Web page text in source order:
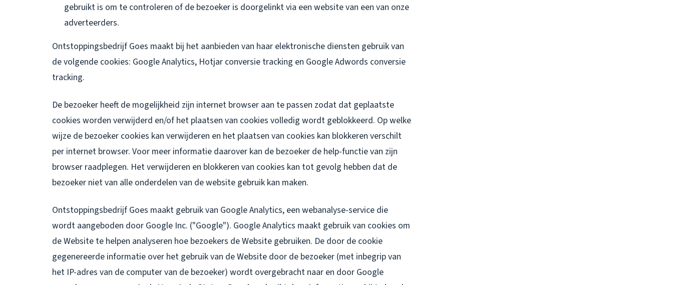
gebruikt is om te controleren of de bezoeker is doorgelinkt via een website van een van onze
adverteerders.
Ontstoppingsbedrijf Goes maakt bij het aanbieden van haar elektronische diensten gebruik van
de volgende cookies: Google Analytics, Hotjar conversie tracking en Google Adwords conversie
tracking.
De bezoeker heeft de mogelijkheid zijn internet browser aan te passen zodat dat geplaatste
cookies worden verwijderd en/of het plaatsen van cookies volledig wordt geblokkeerd. Op welke
wijze de bezoeker cookies kan verwijderen en het plaatsen van cookies kan blokkeren verschilt
per internet browser. Voor meer informatie daarover kan de bezoeker de help-functie van zijn
browser raadplegen. Het verwijderen en blokkeren van cookies kan tot gevolg hebben dat de
bezoeker niet van alle onderdelen van de website gebruik kan maken.
Ontstoppingsbedrijf Goes maakt gebruik van Google Analytics, een webanalyse-service die
wordt aangeboden door Google Inc. ("Google"). Google Analytics maakt gebruik van cookies om
de Website te helpen analyseren hoe bezoekers de Website gebruiken. De door de cookie
gegenereerde informatie over het gebruik van de Website door de bezoeker (met inbegrip van
het IP-adres van de computer van de bezoeker) wordt overgebracht naar en door Google